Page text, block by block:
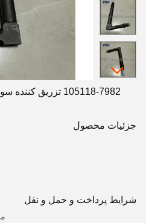
جزئیات محصول
شرایط پرداخت و حمل و نقل